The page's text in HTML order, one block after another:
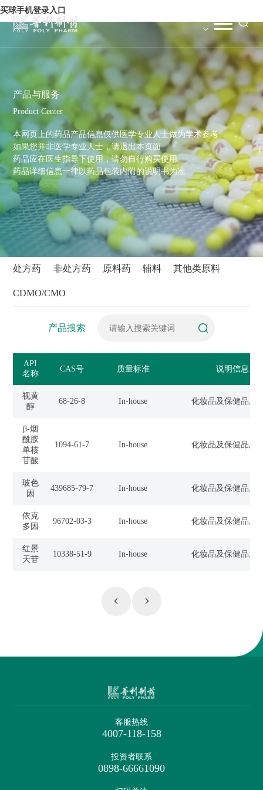
买球手机登录入口
产品与服务
Product Center
本网页上的药品产品信息仅供医学专业人士做为学术参考
如果您并非医学专业人士，请退出本页面
药品应在医生指导下使用，请勿自行购买使用
药品详细信息一律以药品包装内附的说明书为准
处方药 非处方药 原料药 辅料 其他类原料
CDMO/CMO
产品搜索
API
名称
CAS号 质量标准 说明信息
视黄
醇
68-26-8 In-house 化妆品及保健品用
β-烟
酰胺
单核
苷酸
1094-61-7 In-house 化妆品及保健品用
玻色
因
439685-79-7 In-house 化妆品及保健品用
依克
多因
96702-03-3 In-house 化妆品及保健品用
红景
天苷
10338-51-9 In-house 化妆品及保健品用
客服热线
4007-118-158
投资者联系
0898-66661090